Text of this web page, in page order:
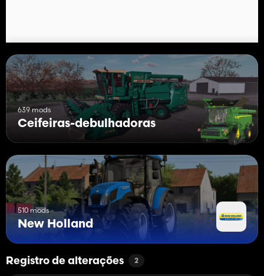
639 mods
Ceifeiras-debulhadoras
510 mods
New Holland
Registro de alterações 2